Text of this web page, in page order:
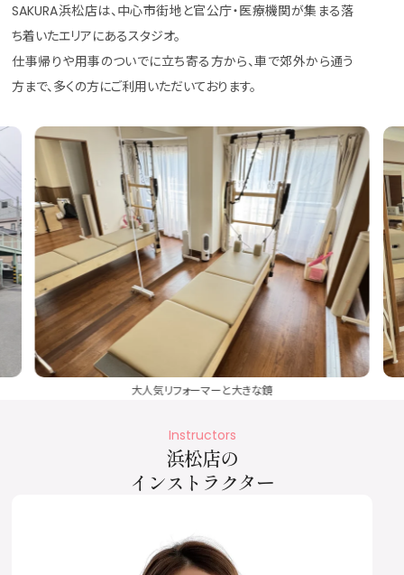
SAKURA浜松店は、中心市街地と官公庁・医療機関が集まる落
ち着いたエリアにあるスタジオ。
仕事帰りや用事のついでに立ち寄る方から、車で郊外から通う
方まで、多くの方にご利用いただいております。
大人気リフォーマーと大きな鏡
Instructors
浜松店の
インストラクター